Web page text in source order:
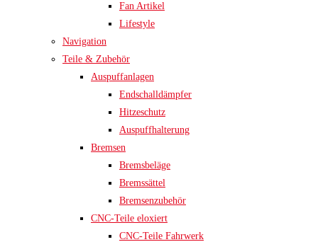
Fan Artikel
Lifestyle
Navigation
Teile & Zubehör
Auspuffanlagen
Endschalldämpfer
Hitzeschutz
Auspuffhalterung
Bremsen
Bremsbeläge
Bremssättel
Bremsenzubehör
CNC-Teile eloxiert
CNC-Teile Fahrwerk